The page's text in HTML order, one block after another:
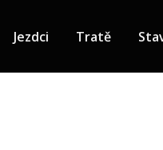
Jezdci Tratě